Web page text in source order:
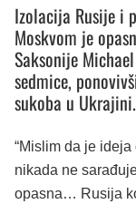
Izolacija Rusije i
Moskvom je
Saksonije
sedmice,
sukoba u Ukrajini.
“Mislim da je
nikada ne
opasna… Rusija